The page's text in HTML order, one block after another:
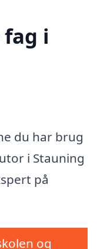
i
du har brug
i Stauning
på
og